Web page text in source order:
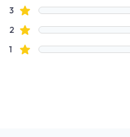
3 Stjerneanmeldelser
2Stjerneanmeldelser
1 Stjerneanmeldelser